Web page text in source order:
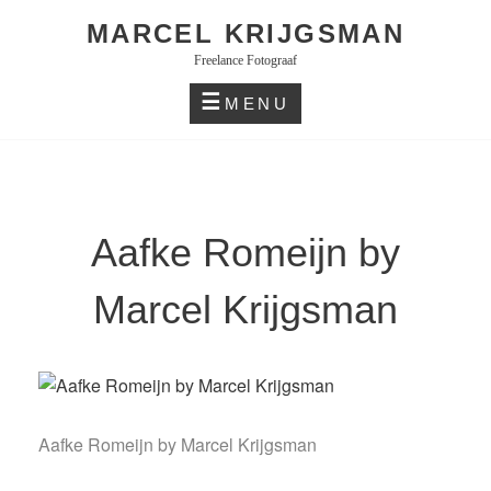
MARCEL KRIJGSMAN
Freelance Fotograaf
MENU
Aafke Romeijn by
Marcel Krijgsman
Aafke Romeijn by Marcel Krijgsman